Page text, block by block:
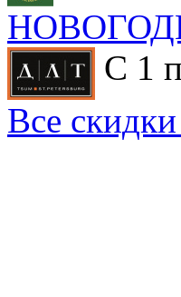
С 1
Все